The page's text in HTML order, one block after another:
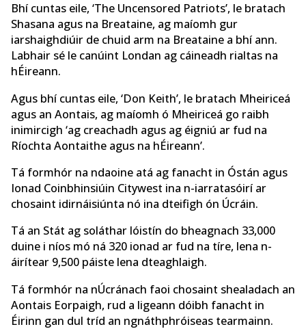
Bhí cuntas eile, ‘The Uncensored Patriots’, le bratach
Shasana agus na Breataine, ag maíomh gur
iarshaighdiúir de chuid arm na Breataine a bhí ann.
Labhair sé le canúint Londan ag cáineadh rialtas na
hÉireann.
Agus bhí cuntas eile, ‘Don Keith’, le bratach Mheiriceá
agus an Aontais, ag maíomh ó Mheiriceá go raibh
inimircigh ‘ag creachadh agus ag éigniú ar fud na
Ríochta Aontaithe agus na hÉireann’.
Tá formhór na ndaoine atá ag fanacht in Óstán agus
Ionad Coinbhinsiúin Citywest ina n-iarratasóirí ar
chosaint idirnáisiúnta nó ina dteifigh ón Úcráin.
Tá an Stát ag soláthar lóistín do bheagnach 33,000
duine i níos mó ná 320 ionad ar fud na tíre, lena n-
áirítear 9,500 páiste lena dteaghlaigh.
Tá formhór na nÚcránach faoi chosaint shealadach an
Aontais Eorpaigh, rud a ligeann dóibh fanacht in
Éirinn gan dul tríd an ngnáthphróiseas tearmainn.